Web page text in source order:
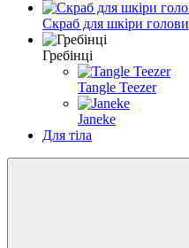
Скраб для шкіри голови
Гребінці
Tangle Teezer
Janeke
Для тіла